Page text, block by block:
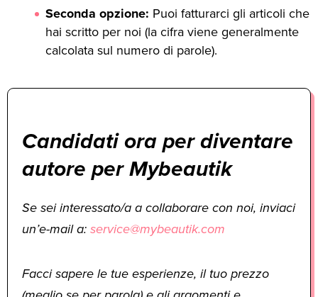
Seconda opzione: Puoi fatturarci gli articoli che
hai scritto per noi (la cifra viene generalmente
calcolata sul numero di parole).
Candidati ora per diventare
autore per Mybeautik
Se sei interessato/a a collaborare con noi, inviaci
un’e-mail a:service@mybeautik.com
Facci sapere le tue esperienze, il tuo prezzo